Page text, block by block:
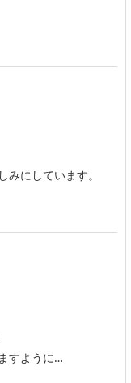
にしています。
すように…